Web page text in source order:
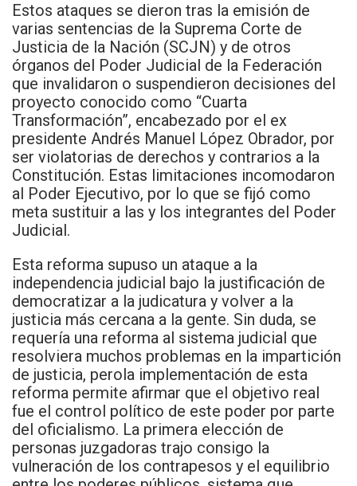
Estos ataques se dieron tras la emisión de
varias sentencias de la Suprema Corte de
Justicia de la Nación (SCJN) y de otros
órganos del Poder Judicial de la Federación
que invalidaron o suspendieron decisiones del
proyecto conocido como “Cuarta
Transformación”, encabezado por el ex
presidente Andrés Manuel López Obrador, por
ser violatorias de derechos y contrarios a la
Constitución. Estas limitaciones incomodaron
al Poder Ejecutivo, por lo que se fijó como
meta sustituir a las y los integrantes del Poder
Judicial.
Esta reforma supuso un ataque a la
independencia judicial bajo la justificación de
democratizar a la judicatura y volver a la
justicia más cercana a la gente. Sin duda, se
requería una reforma al sistema judicial que
resolviera muchos problemas en la impartición
de justicia, perola implementación de esta
reforma permite afirmar que el objetivo real
fue el control político de este poder por parte
del oficialismo. La primera elección de
personas juzgadoras trajo consigo la
vulneración de los contrapesos y el equilibrio